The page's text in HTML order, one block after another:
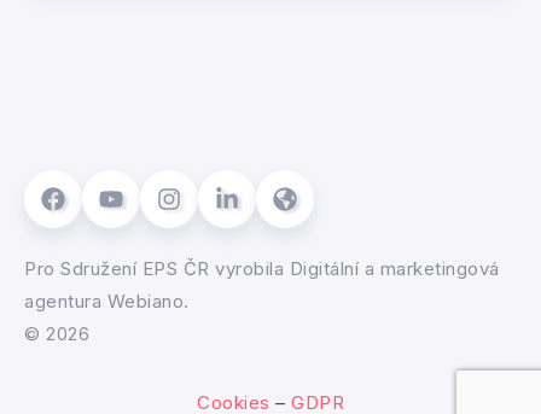
Pro Sdružení EPS ČR vyrobila Digitální a marketingová
agentura Webiano.
© 2026
Cookies – GDPR